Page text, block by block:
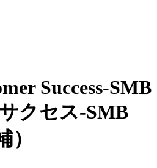
Success-SMB
クセス-SMB